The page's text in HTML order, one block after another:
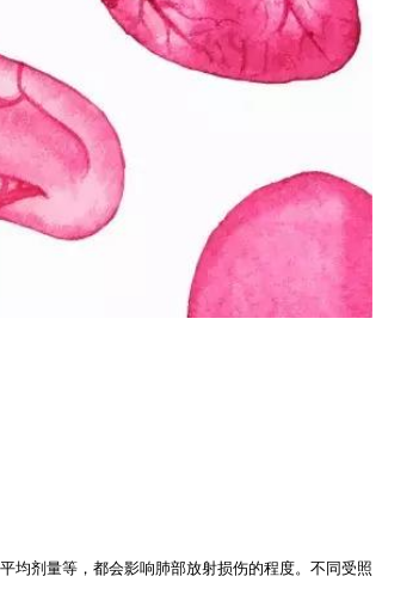
均剂量等，都会影响肺部放射损伤的程度。不同受照